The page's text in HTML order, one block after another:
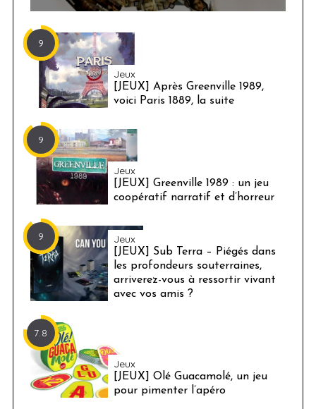
9
Jeux
[JEUX] Après Greenville 1989,
voici Paris 1889, la suite
9
Jeux
[JEUX] Greenville 1989 : un jeu
coopératif narratif et d’horreur
9 Jeux
[JEUX] Sub Terra – Piégés dans
les profondeurs souterraines,
arriverez-vous à ressortir vivant
avec vos amis ?
7.8
Jeux
[JEUX] Olé Guacamolé, un jeu
pour pimenter l’apéro